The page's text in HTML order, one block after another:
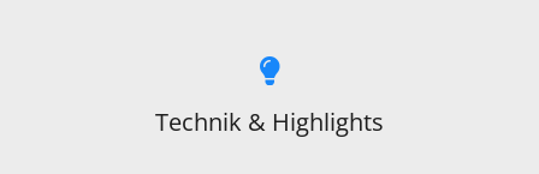
Technik & Highlights